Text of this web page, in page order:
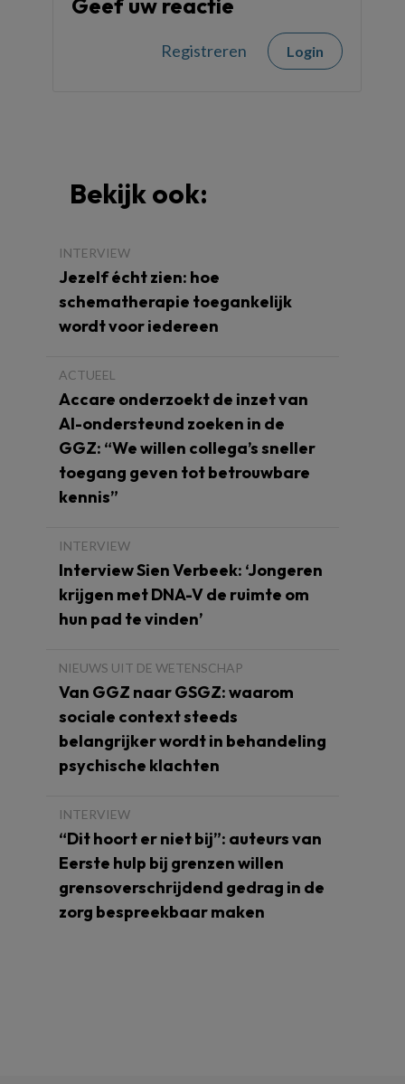
Geef uw reactie
Registreren Login
Bekijk ook:
INTERVIEW
Jezelf écht zien: hoe
schematherapie toegankelijk
wordt voor iedereen
ACTUEEL
Accare onderzoekt de inzet van
AI-ondersteund zoeken in de
GGZ: “We willen collega’s sneller
toegang geven tot betrouwbare
kennis”
INTERVIEW
Interview Sien Verbeek: ‘Jongeren
krijgen met DNA-V de ruimte om
hun pad te vinden’
NIEUWS UIT DE WETENSCHAP
Van GGZ naar GSGZ: waarom
sociale context steeds
belangrijker wordt in behandeling
psychische klachten
INTERVIEW
“Dit hoort er niet bij”: auteurs van
Eerste hulp bij grenzen willen
grensoverschrijdend gedrag in de
zorg bespreekbaar maken